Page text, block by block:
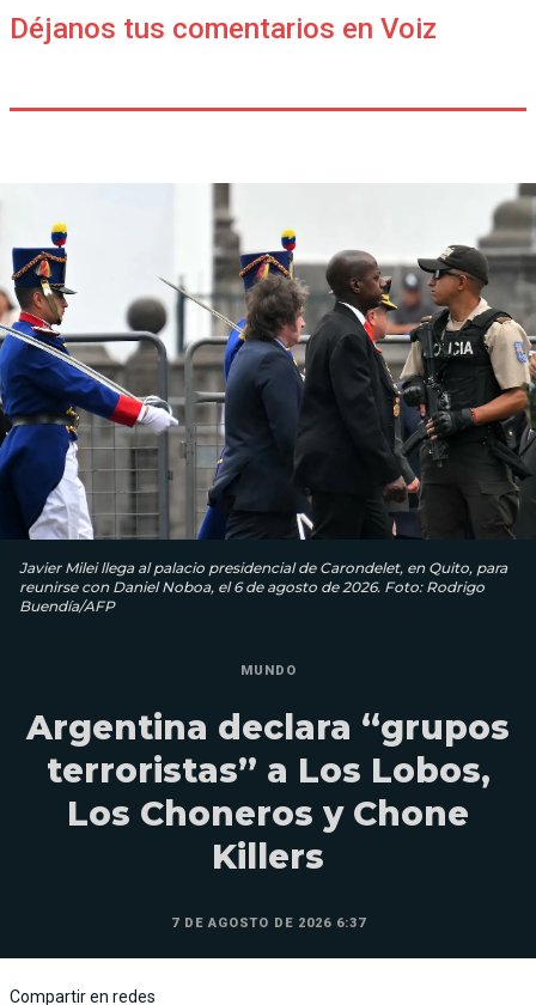
Déjanos tus comentarios en Voiz
Javier Milei llega al palacio presidencial de Carondelet, en Quito, para
reunirse con Daniel Noboa, el 6 de agosto de 2026. Foto: Rodrigo
Buendía/AFP
MUNDO
Argentina declara “grupos
terroristas” a Los Lobos,
Los Choneros y Chone
Killers
7 DE AGOSTO DE 2026 6:37
Compartir en redes